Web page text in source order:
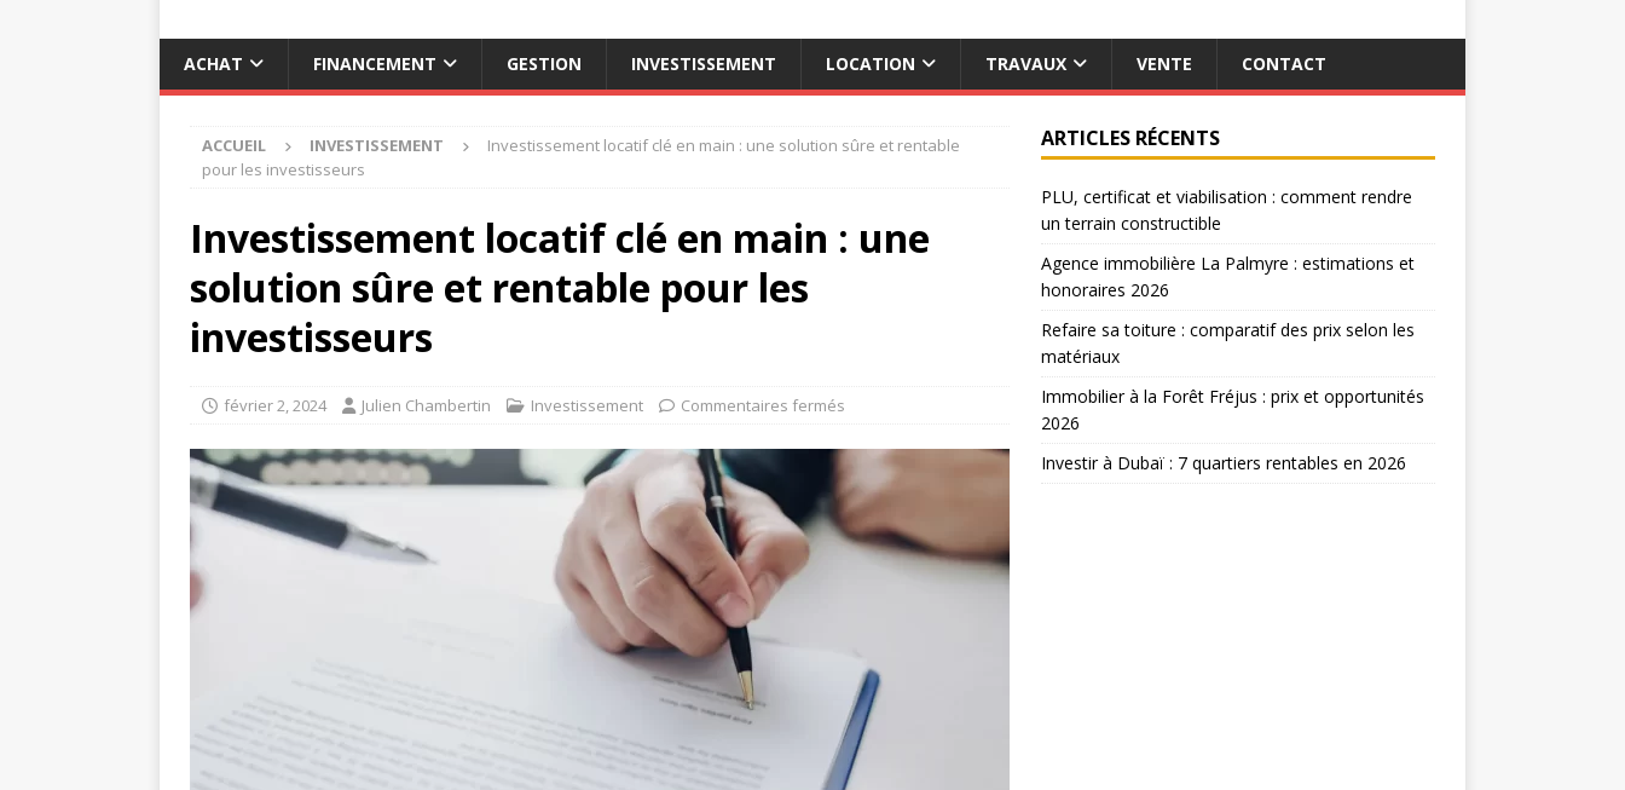
ACHAT FINANCEMENT GESTION INVESTISSEMENT LOCATION TRAVAUX VENTE CONTACT
ACCUEIL INVESTISSEMENT
Investissement locatif clé en main : une solution sûre et rentable
pour les investisseurs
Investissement locatif clé en main : une
solution sûre et rentable pour les
investisseurs
février 2, 2024 Julien Chambertin Investissement Commentaires fermés
ARTICLES RÉCENTS
PLU, certificat et viabilisation : comment rendre
un terrain constructible
Agence immobilière La Palmyre : estimations et
honoraires 2026
Refaire sa toiture : comparatif des prix selon les
matériaux
Immobilier à la Forêt Fréjus : prix et opportunités
2026
Investir à Dubaï : 7 quartiers rentables en 2026